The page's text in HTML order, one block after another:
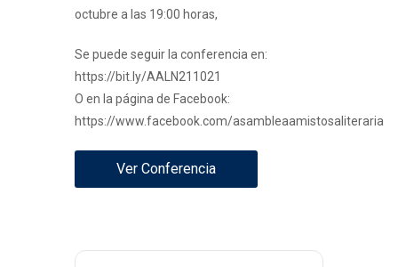
octubre a las 19:00 horas,
Se puede seguir la conferencia en:
https://bit.ly/AALN211021
O en la página de Facebook:
https://www.facebook.com/asambleaamistosaliteraria
Ver Conferencia